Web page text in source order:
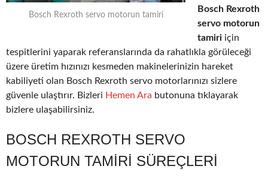
Bosch Rexroth servo motorun tamiri
Bosch Rexroth
servo motorun
tamiri için
tespitlerini yaparak referanslarında da rahatlıkla görüleceği
üzere üretim hızınızı kesmeden makinelerinizin hareket
kabiliyeti olan Bosch Rexroth servo motorlarınızı sizlere
güvenle ulaştırır. Bizleri Hemen Ara butonuna tıklayarak
bizlere ulaşabilirsiniz.
BOSCH REXROTH SERVO
MOTORUN TAMIRI SÜREÇLERI